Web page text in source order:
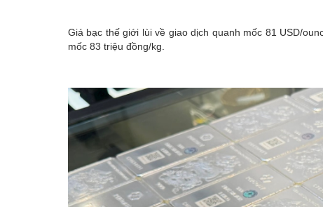
Giá bạc thế giới lùi về giao dịch quanh mốc 81 USD/
mốc 83 triệu đồng/kg.